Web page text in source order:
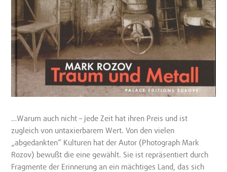
…Warum auch nicht – jede Zeit hat ihren Preis und ist
zugleich von untaxierbarem Wert. Von den vielen
„abgedankten“ Kulturen hat der Autor (Photograph Mark
Rozov) bewußt die eine gewählt. Sie ist repräsentiert durch
Fragmente der Erinnerung an ein mächtiges Land, das sich